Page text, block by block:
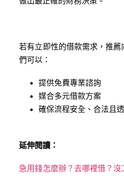
若有立即性的借款需求，推薦
們可以：
提供免費專業諮詢
媒合多元借款方案
確保流程安全、合法且
延伸閱讀：
急用錢怎麼辦？去哪裡借？沒